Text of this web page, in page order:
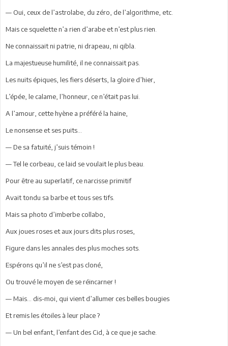
— Oui, ceux de l’astrolabe, du zéro, de l’algorithme, etc.
Mais ce squelette n’a rien d’arabe et n’est plus rien.
Ne connaissait ni patrie, ni drapeau, ni qibla.
La majestueuse humilité, il ne connaissait pas.
Les nuits épiques, les fiers déserts, la gloire d’hier,
L’épée, le calame, l’honneur, ce n’était pas lui.
A l’amour, cette hyène a préféré la haine,
Le nonsense et ses puits...
— De sa fatuité, j’suis témoin !
— Tel le corbeau, ce laid se voulait le plus beau.
Pour être au superlatif, ce narcisse primitif
Avait tondu sa barbe et tous ses tifs.
Mais sa photo d’imberbe collabo,
Aux joues roses et aux jours dits plus roses,
Figure dans les annales des plus moches sots.
Espérons qu’il ne s’est pas cloné,
Ou trouvé le moyen de se réincarner !
— Mais... dis-moi, qui vient d’allumer ces belles bougies
Et remis les étoiles à leur place ?
— Un bel enfant, l’enfant des Cid, à ce que je sache.